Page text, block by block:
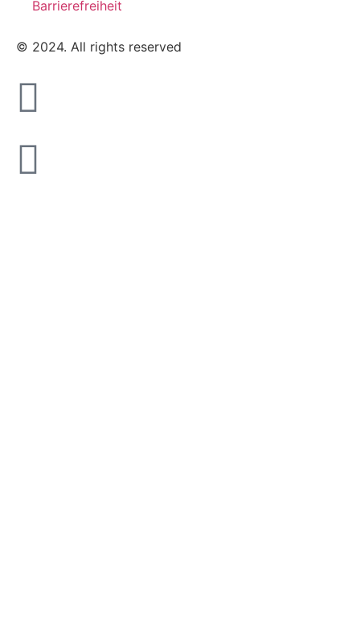
Barrierefreiheit
© 2024. All rights reserved